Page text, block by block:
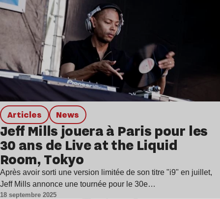
Articles news
Jeff Mills jouera à Paris pour les
30 ans de Live at the Liquid
Room, Tokyo
Après avoir sorti une version limitée de son titre "i9" en juillet,
Jeff Mills annonce une tournée pour le 30e…
18 septembre 2025